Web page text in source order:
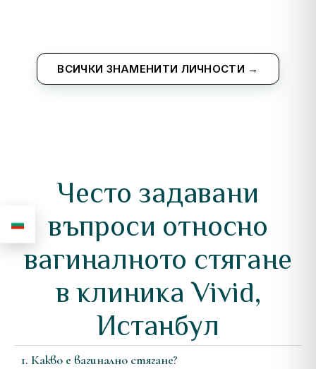
ВСИЧКИ ЗНАМЕНИТИ ЛИЧНОСТИ →
Често задавани
въпроси относно
вагиналното стягане
в клиника Vivid,
Истанбул
1. Какво е вагинално стягане?